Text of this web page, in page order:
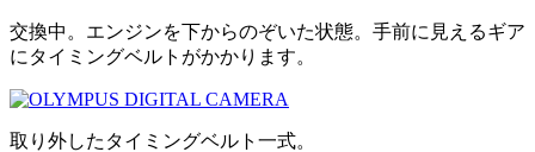
交換中。エンジンを下からのぞいた状態。手前に見えるギア
にタイミングベルトがかかります。
取り外したタイミングベルト一式。